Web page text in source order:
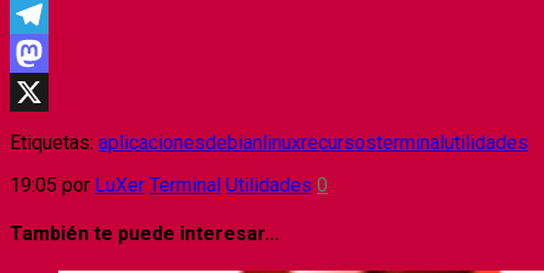
Telegram
Mastodon
X
Etiquetas: aplicacionesdebianlinuxrecursosterminalutilidades
19:05 por LuXer Terminal Utilidades 0
También te puede interesar...